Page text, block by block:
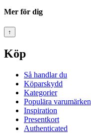
Mer för dig
↑
Köp
Så handlar du
Köparskydd
Kategorier
Populära varumärken
Inspiration
Presentkort
Authenticated